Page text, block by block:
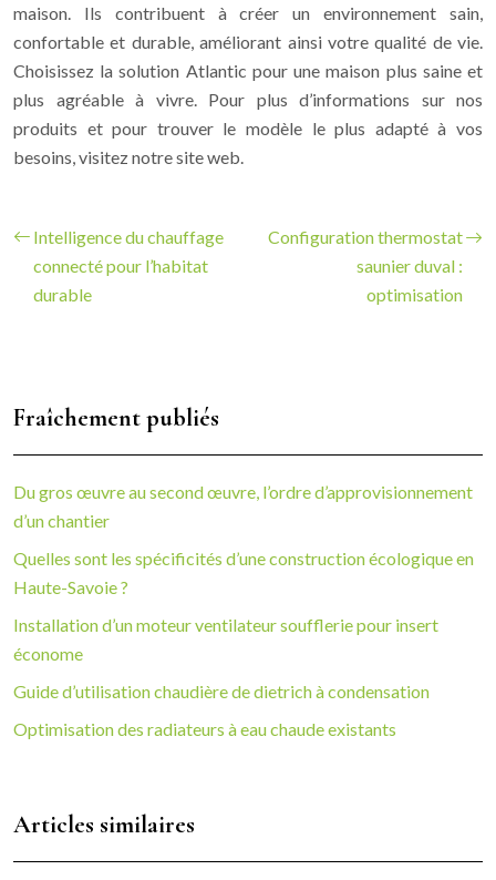
maison. Ils contribuent à créer un environnement sain,
confortable et durable, améliorant ainsi votre qualité de vie.
Choisissez la solution Atlantic pour une maison plus saine et
plus agréable à vivre. Pour plus d’informations sur nos
produits et pour trouver le modèle le plus adapté à vos
besoins, visitez notre site web.
Intelligence du chauffage
connecté pour l’habitat
durable
Configuration thermostat
saunier duval :
optimisation
Fraîchement publiés
Du gros œuvre au second œuvre, l’ordre d’approvisionnement
d’un chantier
Quelles sont les spécificités d’une construction écologique en
Haute-Savoie ?
Installation d’un moteur ventilateur soufflerie pour insert
économe
Guide d’utilisation chaudière de dietrich à condensation
Optimisation des radiateurs à eau chaude existants
Articles similaires